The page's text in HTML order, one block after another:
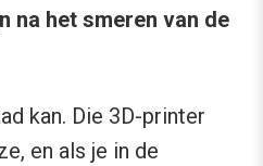
na het smeren van de
kan. Die 3D-printer
en als je in de